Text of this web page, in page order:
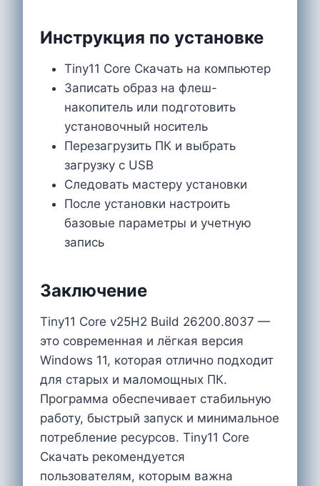
Инструкция по установке
Tiny11 Core Cкачать на компьютер
Записать образ на флеш-
накопитель или подготовить
установочный носитель
Перезагрузить ПК и выбрать
загрузку с USB
Следовать мастеру установки
После установки настроить
базовые параметры и учетную
запись
Заключение
Tiny11 Core v25H2 Build 26200.8037 —
это современная и лёгкая версия
Windows 11, которая отлично подходит
для старых и маломощных ПК.
Программа обеспечивает стабильную
работу, быстрый запуск и минимальное
потребление ресурсов. Tiny11 Core
Cкачать рекомендуется
пользователям, которым важна